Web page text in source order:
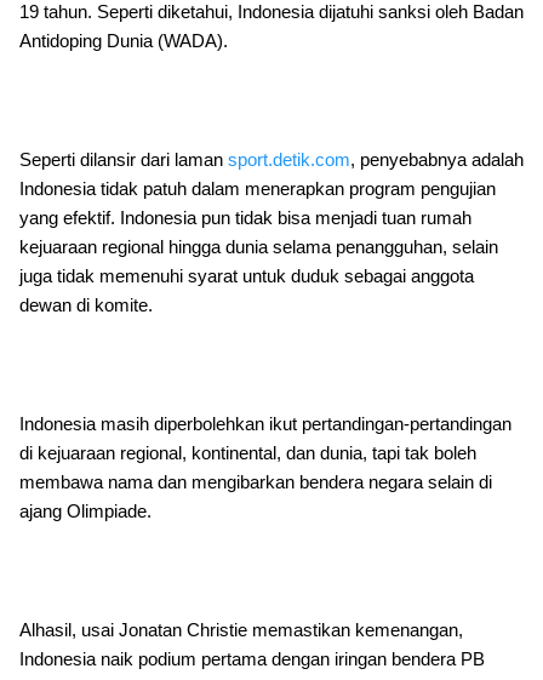
19 tahun. Seperti diketahui, Indonesia dijatuhi sanksi oleh Badan
Antidoping Dunia (WADA).
Seperti dilansir dari laman sport.detik.com, penyebabnya adalah
Indonesia tidak patuh dalam menerapkan program pengujian
yang efektif. Indonesia pun tidak bisa menjadi tuan rumah
kejuaraan regional hingga dunia selama penangguhan, selain
juga tidak memenuhi syarat untuk duduk sebagai anggota
dewan di komite.
Indonesia masih diperbolehkan ikut pertandingan-pertandingan
di kejuaraan regional, kontinental, dan dunia, tapi tak boleh
membawa nama dan mengibarkan bendera negara selain di
ajang Olimpiade.
Alhasil, usai Jonatan Christie memastikan kemenangan,
Indonesia naik podium pertama dengan iringan bendera PB